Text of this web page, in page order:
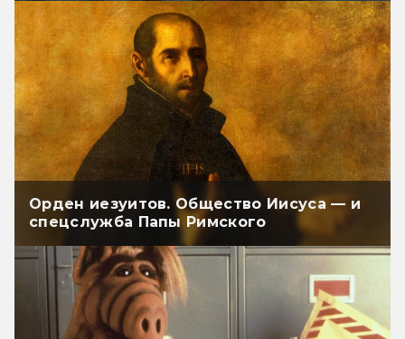
Орден иезуитов. Общество Иисуса — и
спецслужба Папы Римского